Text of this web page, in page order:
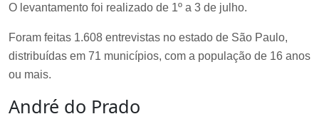
O levantamento foi realizado de 1º a 3 de julho.
Foram feitas 1.608 entrevistas no estado de São Paulo,
distribuídas em 71 municípios, com a população de 16 anos
ou mais.
André do Prado